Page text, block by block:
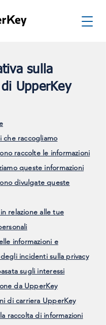
sulla
UpperKey
che raccogliamo
raccolte le informazioni
queste informazioni
divulgate queste
relazione alle tue
informazioni e
incidenti sulla privacy
sugli interessi
da UpperKey
di carriera UpperKey
raccolta di informazioni